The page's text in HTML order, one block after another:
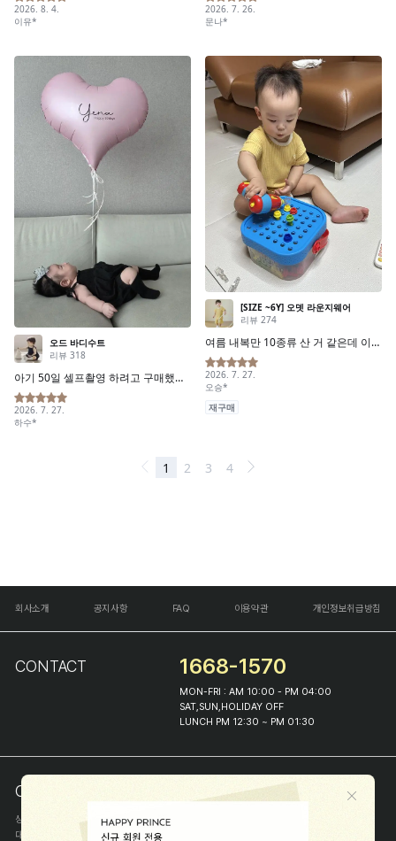
회사소개 공지사항 FAQ 이용약관 개인정보취급방침
CONTACT 1668-1570
MON-FRI : AM 10:00 - PM 04:00
SAT,SUN,HOLIDAY OFF
LUNCH PM 12:30 ~ PM 01:30
COMPANY INFO
상호
(주)해피프린스
대표
이화진